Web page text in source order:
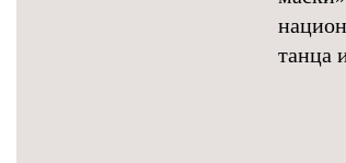
танца